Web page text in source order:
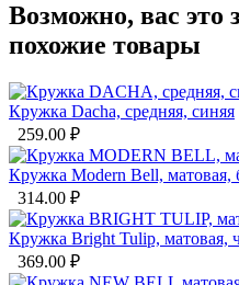
Возможно, вас это
похожие товары
Кружка Dacha, средняя, синяя
259.00 ₽
Кружка Modern Bell, матовая,
314.00 ₽
Кружка Bright Tulip, матовая,
369.00 ₽